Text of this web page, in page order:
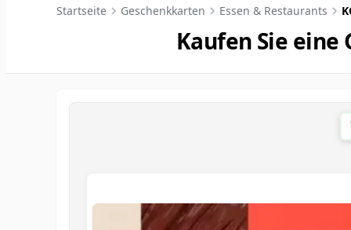
Startseite Geschenkkarten Essen & Restaurants
Kaufen Sie eine